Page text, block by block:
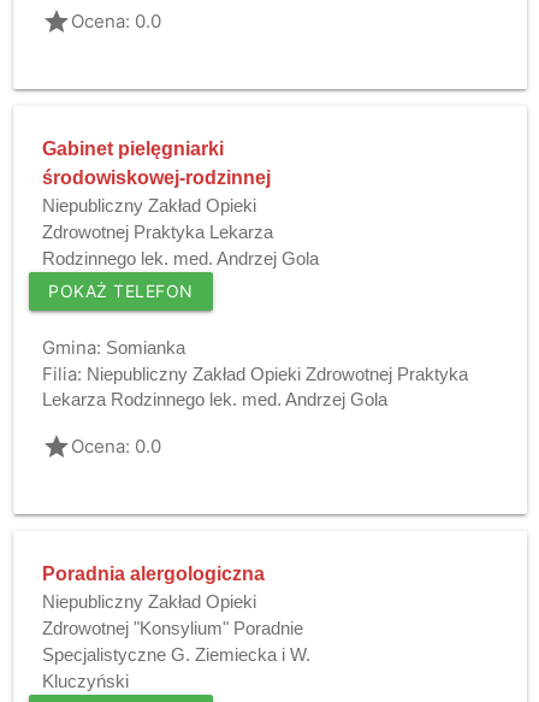
gradeOcena: 0.0
Gabinet pielęgniarki
środowiskowej-rodzinnej
Niepubliczny Zakład Opieki
Zdrowotnej Praktyka Lekarza
Rodzinnego lek. med. Andrzej Gola
POKAŻ TELEFON
Gmina: Somianka
Filia: Niepubliczny Zakład Opieki Zdrowotnej Praktyka
Lekarza Rodzinnego lek. med. Andrzej Gola
gradeOcena: 0.0
Poradnia alergologiczna
Niepubliczny Zakład Opieki
Zdrowotnej "Konsylium" Poradnie
Specjalistyczne G. Ziemiecka i W.
Kluczyński